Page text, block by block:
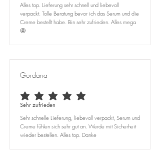
Alles top. Lieferung sehr schnell und liebevoll
verpackt. Tolle Beratung bevor ich das Serum und die
Creme bestellt habe. Bin sehr zufrieden. Alles mega
🤩
Gordana
durchschnittliches Rating ist 5 von 5
Sehr zufrieden
Sehr schnelle Lieferung, liebevoll verpackt, Serum und
Creme fühlen sich sehr gut an. Werde mit Sicherheit
wieder bestellen. Alles top. Danke